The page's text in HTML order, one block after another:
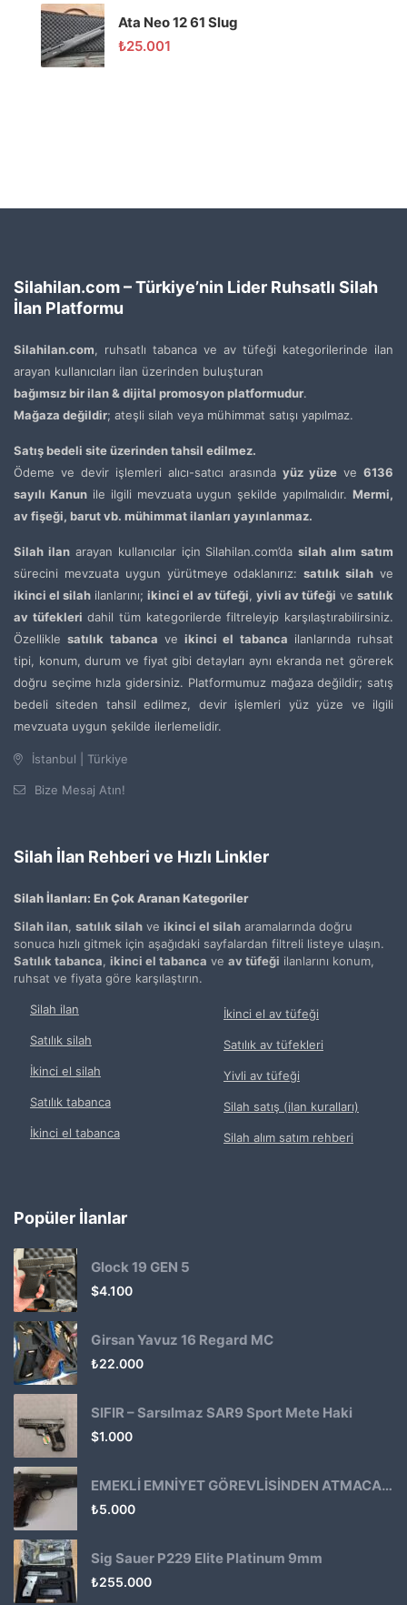
Ata Neo 12 61 Slug
₺25.001
Silahilan.com – Türkiye’nin Lider Ruhsatlı Silah
İlan Platformu
Silahilan.com, ruhsatlı tabanca ve av tüfeği kategorilerinde ilan
arayan kullanıcıları ilan üzerinden buluşturan
bağımsız bir ilan & dijital promosyon platformudur.
Mağaza değildir; ateşli silah veya mühimmat satışı yapılmaz.
Satış bedeli site üzerinden tahsil edilmez.
Ödeme ve devir işlemleri alıcı-satıcı arasındayüz yüze ve6136
sayılı Kanunile ilgili mevzuata uygun şekilde yapılmalıdır. Mermi,
av fişeği, barut vb. mühimmat ilanları yayınlanmaz.
Silah ilanarayan kullanıcılar için Silahilan.com’dasilah alım satım
sürecini mevzuata uygun yürütmeye odaklanırız:satılık silah ve
ikinci el silah ilanlarını;ikinci el av tüfeği, yivli av tüfeği vesatılık
av tüfekleri dahil tüm kategorilerde filtreleyip karşılaştırabilirsiniz.
Özelliklesatılık tabanca ve ikinci el tabanca ilanlarında ruhsat
tipi, konum, durum ve fiyat gibi detayları aynı ekranda net görerek
doğru seçime hızla gidersiniz. Platformumuz mağaza değildir; satış
bedeli siteden tahsil edilmez, devir işlemleri yüz yüze ve ilgili
mevzuata uygun şekilde ilerlemelidir.
İstanbul | Türkiye
Bize Mesaj Atın!
Silah İlan Rehberi ve Hızlı Linkler
Silah İlanları: En Çok Aranan Kategoriler
Silah ilan satılık silah ve ikinci el silah aramalarında doğru
sonuca hızlı gitmek için aşağıdaki sayfalardan filtreli listeye ulaşın.
Satılık tabanca ikinci el tabanca ve av tüfeği ilanlarını konum,
ruhsat ve fiyata göre karşılaştırın.
Silah ilan
Satılık silah
İkinci el silah
Satılık tabanca
İkinci el tabanca
İkinci el av tüfeği
Satılık av tüfekleri
Yivli av tüfeği
Silah satış (ilan kuralları)
Silah alım satım rehberi
Popüler İlanlar
Glock 19 GEN 5
$4.100
Girsan Yavuz 16 Regard MC
₺22.000
SIFIR – Sarsılmaz SAR9 Sport Mete Haki
$1.000
EMEKLİ EMNİYET GÖREVLİSİNDEN ATMACA 53 KLASİK14
₺5.000
Sig Sauer P229 Elite Platinum 9mm
₺255.000